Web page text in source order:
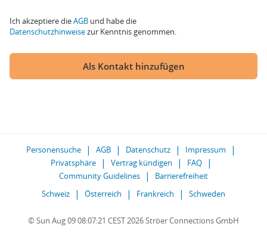
Ich akzeptiere dieAGB und habe die
Datenschutzhinweisezur Kenntnis genommen.
Als Kontakt hinzufügen
Personensuche AGB Datenschutz
Impressum
Privatsphäre
Vertrag kündigen
FAQ
Community Guidelines
Barrierefreiheit
Schweiz
Österreich Frankreich Schweden
© Sun Aug 09 08:07:21 CEST 2026 Ströer Connections GmbH